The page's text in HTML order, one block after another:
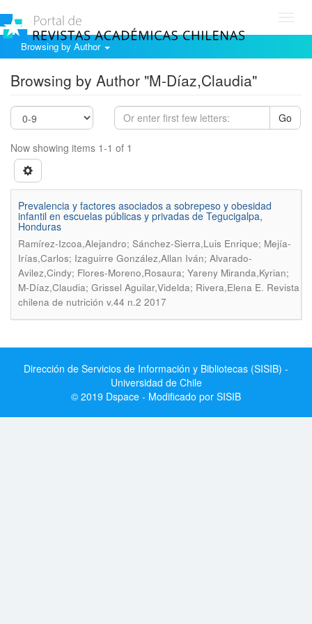
Browsing by Author
Browsing by Author "M-Díaz,Claudia"
Go
Now showing items 1-1 of 1
Prevalencia y factores asociados a sobrepeso y obesidad
infantil en escuelas públicas y privadas de Tegucigalpa,
Honduras
Ramírez-Izcoa,Alejandro; Sánchez-Sierra,Luis Enrique; Mejía-
Irías,Carlos; Izaguirre González,Allan Iván; Alvarado-
Avilez,Cindy; Flores-Moreno,Rosaura; Yareny Miranda,Kyrian;
M-Díaz,Claudia; Grissel Aguilar,Videlda; Rivera,Elena E. Revista
chilena de nutrición v.44 n.2 2017
Dirección de Servicios de Información y Bibliotecas (SISIB) -
Universidad de Chile
© 2019 Dspace - Modificado por SISIB